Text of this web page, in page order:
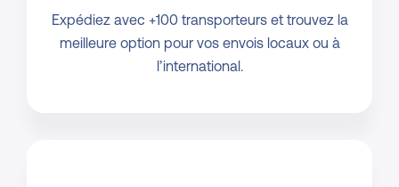
Expédiez avec +100 transporteurs et trouvez la
meilleure option pour vos envois locaux ou à
l’international.